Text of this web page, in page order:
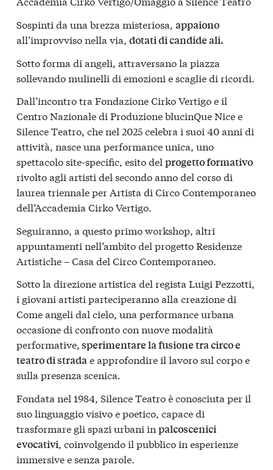
Sospinti da una brezza misteriosa, appaiono
all’improvviso nella via, dotati di candide ali.
Sotto forma di angeli, attraversano la piazza
sollevando mulinelli di emozioni e scaglie di ricordi.
Dall’incontro tra Fondazione Cirko Vertigo e il
Centro Nazionale di Produzione blucinQue Nice e
Silence Teatro, che nel 2025 celebra i suoi 40 anni di
attività, nasce una performance unica, uno
spettacolo site-specific, esito del progetto formativo
rivolto agli artisti del secondo anno del corso di
laurea triennale per Artista di Circo Contemporaneo
dell’Accademia Cirko Vertigo.
Seguiranno, a questo primo workshop, altri
appuntamenti nell’ambito del progetto Residenze
Artistiche – Casa del Circo Contemporaneo.
Sotto la direzione artistica del regista Luigi Pezzotti,
i giovani artisti parteciperanno alla creazione di
Come angeli dal cielo, una performance urbana
occasione di confronto con nuove modalità
performative,sperimentare la fusione tra circo e
teatro di stradae approfondire il lavoro sul corpo e
sulla presenza scenica.
Fondata nel 1984, Silence Teatro è conosciuta per il
suo linguaggio visivo e poetico, capace di
trasformare gli spazi urbani in palcoscenici
evocativi, coinvolgendo il pubblico in esperienze
immersive e senza parole.